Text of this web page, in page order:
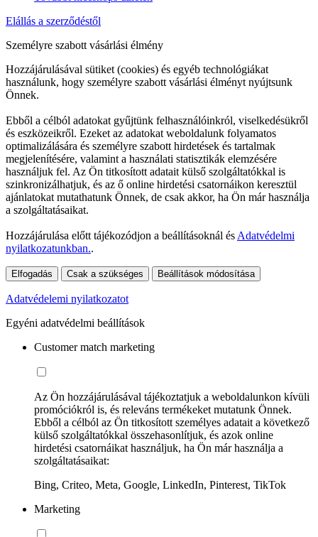
Elállás a szerződéstől
Személyre szabott vásárlási élmény
Hozzájárulásával sütiket (cookies) és egyéb technológiákat
használunk, hogy személyre szabott vásárlási élményt nyújtsunk
Önnek.
Ebből a célból adatokat gyűjtünk felhasználóinkról, viselkedésükről
és eszközeikről. Ezeket az adatokat weboldalunk folyamatos
optimalizálására és személyre szabott hirdetések és tartalmak
megjelenítésére, valamint a használati statisztikák elemzésére
használjuk fel. Az Ön titkosított adatait külső szolgáltatókkal is
szinkronizálhatjuk, és az ő online hirdetési csatornáikon keresztül
ajánlatokat mutathatunk Önnek, de csak akkor, ha Ön már használja
a szolgáltatásaikat.
Hozzájárulása előtt tájékozódjon a beállításoknál és Adatvédelmi
nyilatkozatunkban..
Elfogadás Csak a szükséges Beállítások módosítása
Adatvédelemi nyilatkozatot
Egyéni adatvédelmi beállítások
Customer match marketing
Az Ön hozzájárulásával tájékoztatjuk a weboldalunkon kívüli
promóciókról is, és releváns termékeket mutatunk Önnek.
Ebből a célból az Ön titkosított személyes adatait a következő
külső szolgáltatókkal összehasonlítjuk, és azok online
hirdetési csatornáikat használjuk, ha Ön már használja a
szolgáltatásaikat:
Bing, Criteo, Meta, Google, LinkedIn, Pinterest, TikTok
Marketing